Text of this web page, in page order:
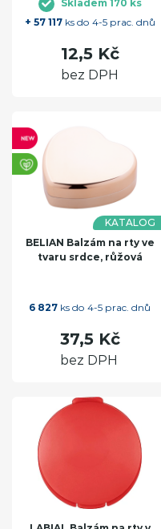
Skladem 170 ks
+ 57 117ks do 4-5 prac. dnů
12,5 Kč
bez DPH
KATALOG
BELIAN Balzám na rty ve
tvaru srdce, růžová
6 827 ks do 4-5 prac. dnů
37,5 Kč
bez DPH